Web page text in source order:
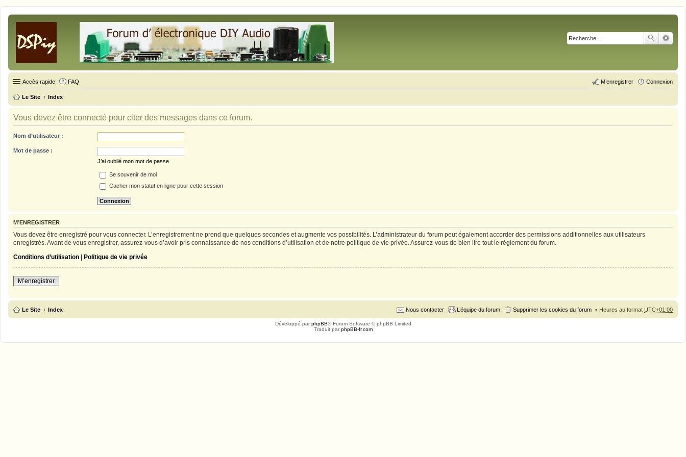
Accès rapide FAQ Connexion
M’enregistrer
Le Site Index
Vous devez être connecté pour citer des messages dans ce forum.
Nom d’utilisateur :
Mot de passe :
J’ai oublié mon mot de passe
Se souvenir de moi
Cacher mon statut en ligne pour cette session
M’ENREGISTRER
Vous devez être enregistré pour vous connecter. L’enregistrement ne prend que quelques secondes et augmente vos possibilités. L’administrateur du forum peut également accorder des permissions additionnelles aux utilisateurs
enregistrés. Avant de vous enregistrer, assurez-vous d’avoir pris connaissance de nos conditions d’utilisation et de notre politique de vie privée. Assurez-vous de bien lire tout le règlement du forum.
Conditions d’utilisation | Politique de vie privée
M’enregistrer
Le Site Index Heures au format UTC+01:00
Supprimer les cookies du forum
L’équipe du forum
Nous contacter
Développé parphpBB® Forum Software © phpBB Limited
Traduit parphpBB-fr.com